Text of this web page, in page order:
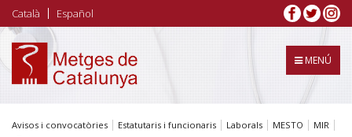
Vés
al
contingut
Català Español
MENÚ
Avisos i convocatòries Estatutaris i funcionaris Laborals MESTO
MIR